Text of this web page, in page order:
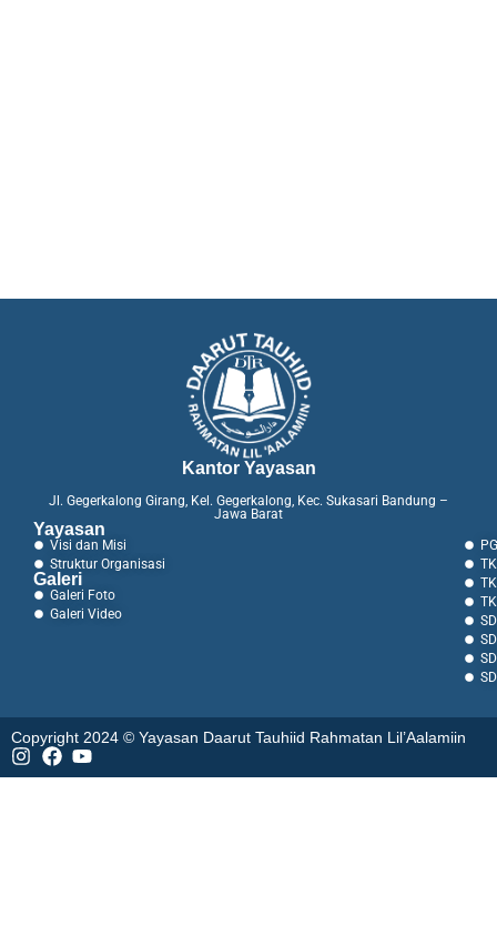
Kantor Yayasan
Jl. Gegerkalong Girang, Kel. Gegerkalong, Kec. Sukasari Bandung –
Jawa Barat
Yayasan
Visi dan Misi
Struktur Organisasi
Galeri
Galeri Foto
Galeri Video
Copyright 2024 © Yayasan Daarut Tauhiid Rahmatan Lil’Aalamiin